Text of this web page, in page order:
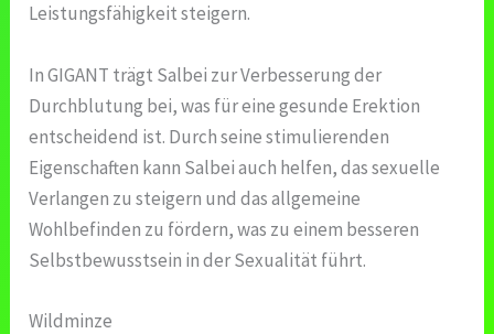
Leistungsfähigkeit steigern.
In GIGANT trägt Salbei zur Verbesserung der
Durchblutung bei, was für eine gesunde Erektion
entscheidend ist. Durch seine stimulierenden
Eigenschaften kann Salbei auch helfen, das sexuelle
Verlangen zu steigern und das allgemeine
Wohlbefinden zu fördern, was zu einem besseren
Selbstbewusstsein in der Sexualität führt.
Wildminze